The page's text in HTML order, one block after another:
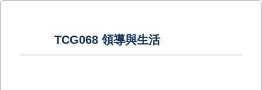
TCG068 領導與生活